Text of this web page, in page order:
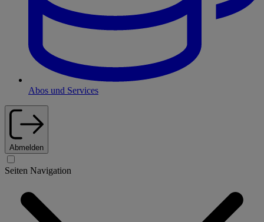
Abos und Services
Abmelden
Seiten Navigation